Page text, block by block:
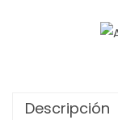
Descripción